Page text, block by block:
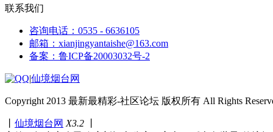
联系我们
咨询电话：0535 - 6636105
邮箱：xianjingyantaishe@163.com
备案：鲁ICP备20003032号-2
|仙境烟台网
Copyright 2013 最新最精彩-社区论坛 版权所有 All Rights
仙境烟台网 X3.2